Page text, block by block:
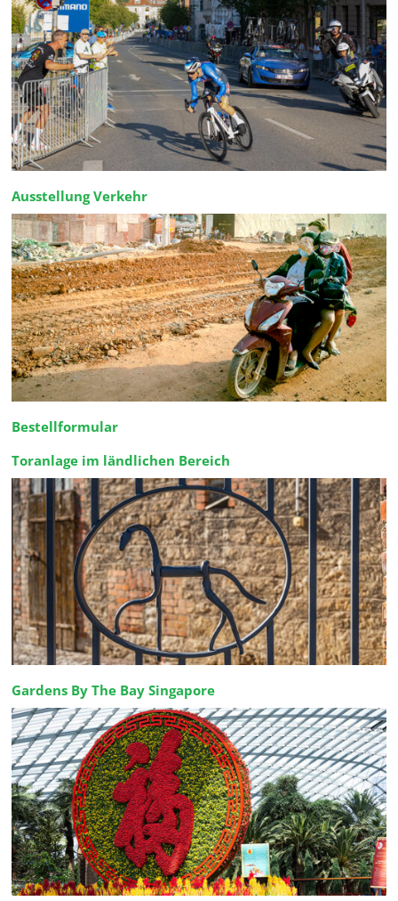
Ausstellung Verkehr
Bestellformular
Toranlage im ländlichen Bereich
Gardens By The Bay Singapore